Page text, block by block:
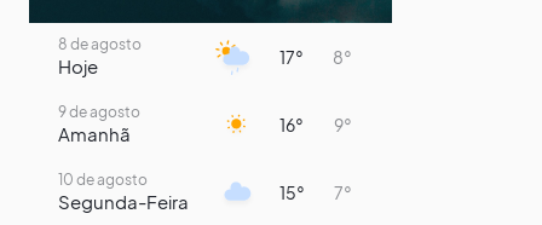
8 de agosto
Hoje 17° 8°
9 de agosto
Amanhã 16° 9°
10 de agosto
Segunda-Feira 15° 7°